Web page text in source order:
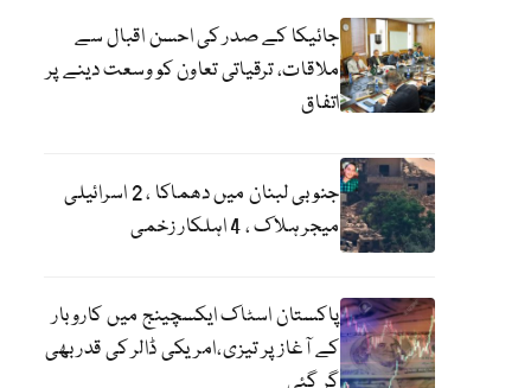
جائیکا کے صدر کی احسن اقبال سے
ملاقات، ترقیاتی تعاون کو وسعت دینے پر
اتفاق
جنوبی لبنان میں دھماکا ، 2 اسرائیلی
میجر ہلاک ، 4 اہلکار زخمی
پاکستان اسٹاک ایکسچینج میں کاروبار
کے آغاز پر تیزی،امریکی ڈالر کی قدر بھی